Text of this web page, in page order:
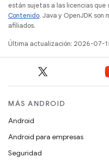
están sujetas a las licencias que
Contenido. Java y OpenJDK
afiliados.
Última actualización: 2026-07-
MÁS ANDROID
Android
Android para empresas
Seguridad